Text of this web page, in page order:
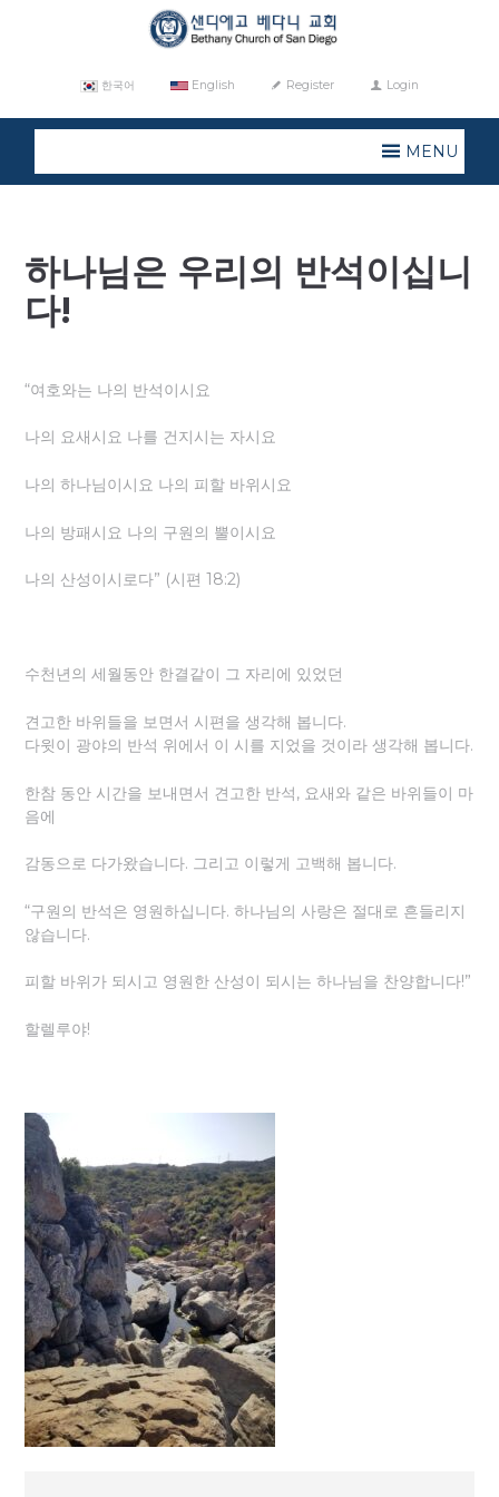
한국어 English Register Login
MENU
하나님은 우리의 반석이십니
다!
“여호와는 나의 반석이시요
나의 요새시요 나를 건지시는 자시요
나의 하나님이시요 나의 피할 바위시요
나의 방패시요 나의 구원의 뿔이시요
나의 산성이시로다” (시편 18:2)
수천년의 세월동안 한결같이 그 자리에 있었던
견고한 바위들을 보면서 시편을 생각해 봅니다.
다윗이 광야의 반석 위에서 이 시를 지었을 것이라 생각해 봅니다.
한참 동안 시간을 보내면서 견고한 반석, 요새와 같은 바위들이 마
음에
감동으로 다가왔습니다. 그리고 이렇게 고백해 봅니다.
“구원의 반석은 영원하십니다. 하나님의 사랑은 절대로 흔들리지
않습니다.
피할 바위가 되시고 영원한 산성이 되시는 하나님을 찬양합니다!”
할렐루야!